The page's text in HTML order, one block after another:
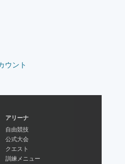
ウント
アリーナ
自由競技
公式大会
クエスト
訓練メニュー